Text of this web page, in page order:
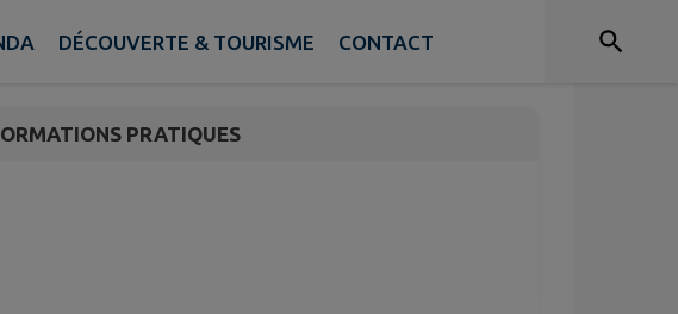
DÉCOUVERTE & TOURISME CONTACT
PRATIQUES